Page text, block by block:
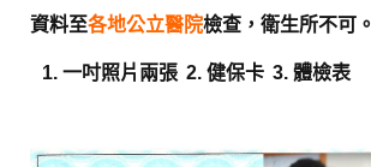
資料至各地公立醫院檢查，衛生所不可。
1. 一吋照片兩張 2. 健保卡 3. 體檢表